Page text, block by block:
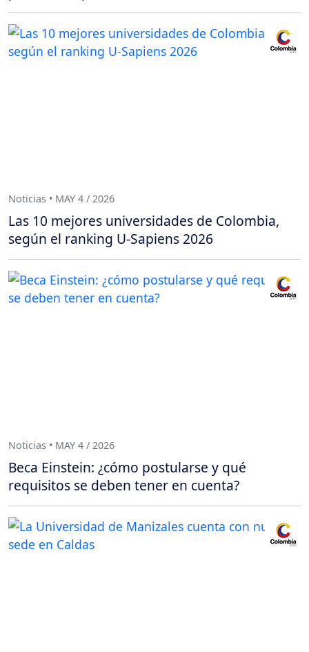
Noticias • MAY 4 / 2026
Las 10 mejores universidades de Colombia,
según el ranking U-Sapiens 2026
Noticias • MAY 4 / 2026
Beca Einstein: ¿cómo postularse y qué
requisitos se deben tener en cuenta?